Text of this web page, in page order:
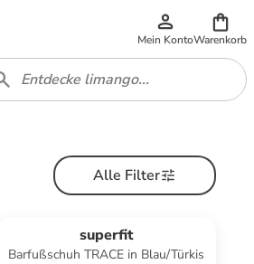
Mein KontoWarenkorb
Alle Filter
superfit
Barfußschuh TRACE in Blau/Türkis